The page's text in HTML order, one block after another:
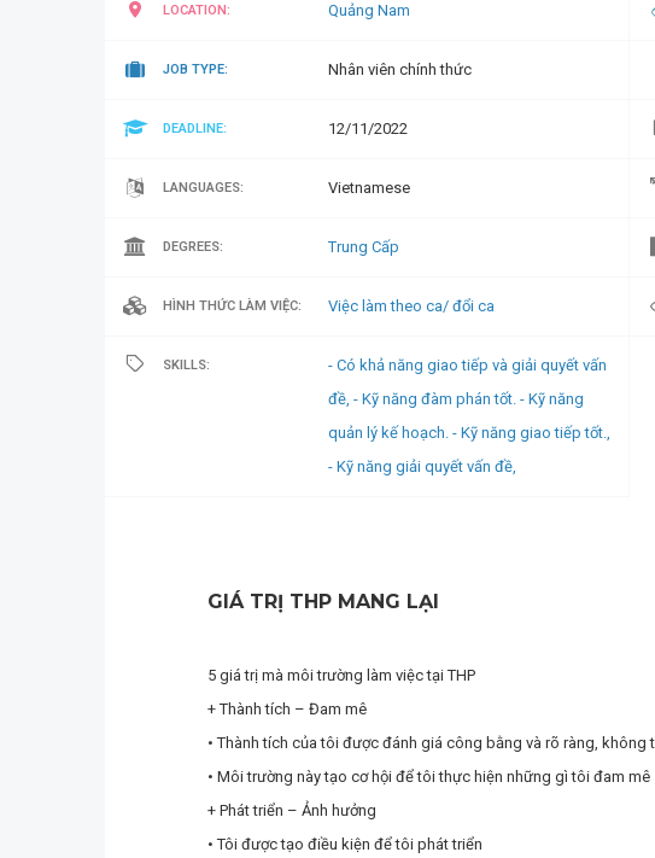
LOCATION: Quảng Nam
JOB TYPE: Nhân viên chính thức
DEADLINE: 12/11/2022
LANGUAGES: Vietnamese
DEGREES: Trung Cấp
HÌNH THỨC LÀM VIỆC: Việc làm theo ca/ đổi ca
SKILLS:
- Có khả năng giao tiếp và giải quyết vấn
đề, - Kỹ năng đàm phán tốt. - Kỹ năng
quản lý kế hoạch. - Kỹ năng giao tiếp tốt.,
- Kỹ năng giải quyết vấn đề,
GIÁ TRỊ THP MANG LẠI
5 giá trị mà môi trường làm việc tại THP
+ Thành tích – Đam mê
• Thành tích của tôi được đánh giá công bằng và rõ ràng, không
• Môi trường này tạo cơ hội để tôi thực hiện những gì tôi đam mê
+ Phát triển – Ảnh hưởng
• Tôi được tạo điều kiện để tôi phát triển